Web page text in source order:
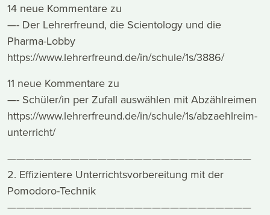
14 neue Kommentare zu
—- Der Lehrerfreund, die Scientology und die
Pharma-Lobby
https://www.lehrerfreund.de/in/schule/1s/3886/
11 neue Kommentare zu
—- Schüler/in per Zufall auswählen mit Abzählreimen
https://www.lehrerfreund.de/in/schule/1s/abzaehlreim-
unterricht/
———————————————————————————
2. Effizientere Unterrichtsvorbereitung mit der
Pomodoro-Technik
———————————————————————————